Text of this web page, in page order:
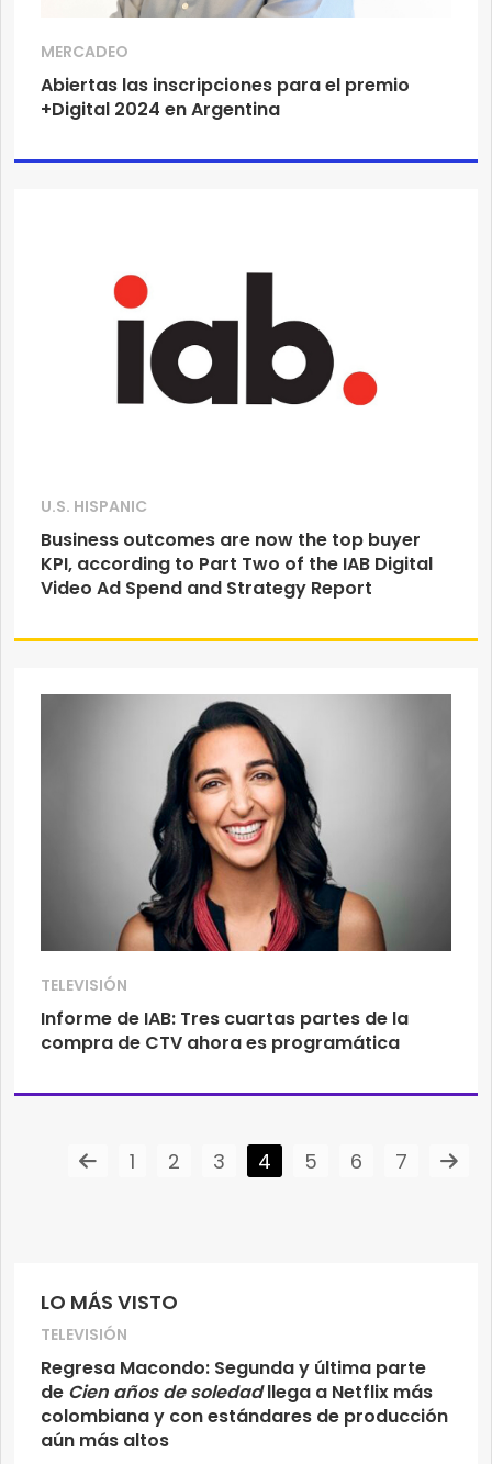
LO MÁS VISTO
TELEVISIÓN
Regresa Macondo: Segunda y última parte
de Cien años de soledadllega a Netflix más
colombiana y con estándares de producción
aún más altos
MERCADEO
Abiertas las inscripciones para el premio
+Digital 2024 en Argentina
U.S. HISPANIC
Business outcomes are now the top buyer
KPI, according to Part Two of the IAB Digital
Video Ad Spend and Strategy Report
TELEVISIÓN
Informe de IAB: Tres cuartas partes de la
compra de CTV ahora es programática
1 2 3 4 5 6 7